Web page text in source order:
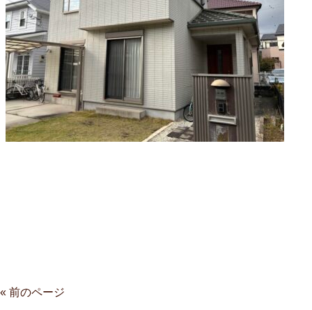
« 前のページ